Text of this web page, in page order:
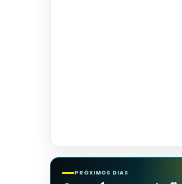
PRÓXIMOS DIAS